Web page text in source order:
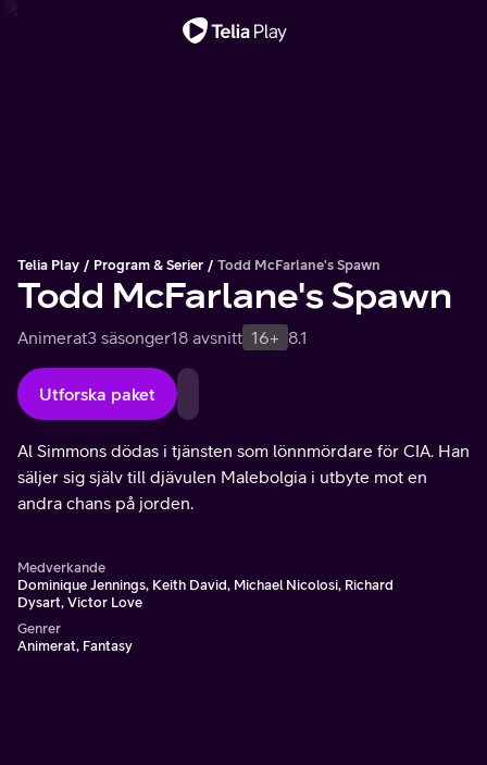
Telia Play Program & Serier Todd McFarlane's Spawn
Todd McFarlane's Spawn
Animerat3 säsonger18 avsnitt 16+ 8.1
Utforska paket
Al Simmons dödas i tjänsten som lönnmördare för CIA. Han
säljer sig själv till djävulen Malebolgia i utbyte mot en
andra chans på jorden.
Medverkande
Dominique Jennings, Keith David, Michael Nicolosi, Richard
Dysart, Victor Love
Genrer
Animerat, Fantasy